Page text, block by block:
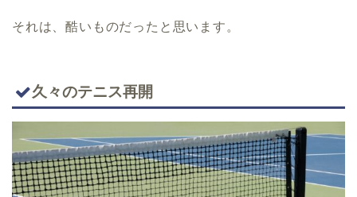
それは、酷いものだったと思います。
久々のテニス再開